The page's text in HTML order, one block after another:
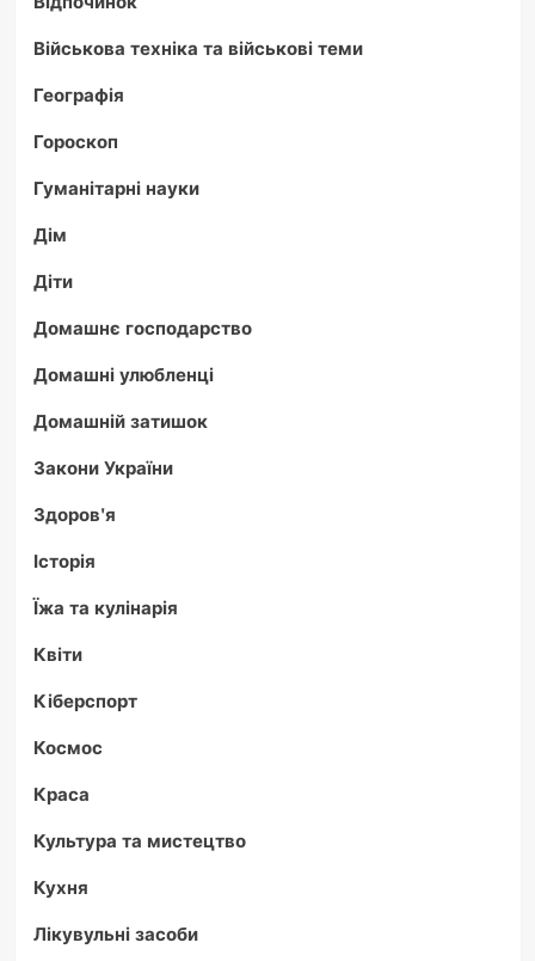
Військова техніка та військові теми
Географія
Гороскоп
Гуманітарні науки
Дім
Діти
Домашнє господарство
Домашні улюбленці
Домашній затишок
Закони України
Здоров'я
Історія
Їжа та кулінарія
Квіти
Кіберспорт
Космос
Краса
Культура та мистецтво
Кухня
Лікувульні засоби